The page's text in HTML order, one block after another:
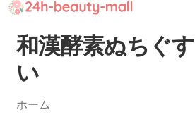
ナ
ビ
ゲ
シ
コ
ン
テ
ツ
和漢酵素ぬちぐす
い
ホーム